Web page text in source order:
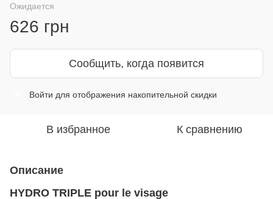
Ожидается
626 грн
Сообщить, когда появится
Войти для отображения накопительной скидки
В избранное К сравнению
Описание
HYDRO TRIPLE pour le visage